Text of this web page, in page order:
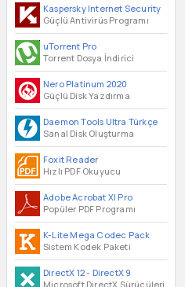
Kaspersky Internet Security
Güçlü Antivirüs Programı
uTorrent Pro
Torrent Dosya İndirici
Nero Platinum 2020
Güçlü Disk Yazdırma
Daemon Tools Ultra Türkçe
Sanal Disk Oluşturma
Foxit Reader
Hızlı PDF Okuyucu
Adobe Acrobat XI Pro
Popüler PDF Programı
K-Lite Mega Codec Pack
Sistem Kodek Paketi
DirectX 12- DirectX 9
Microsoft DirectX Sürücüleri